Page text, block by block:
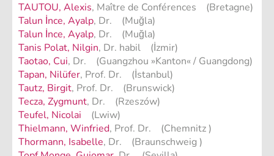
TAUTOU, Alexis, Maître de Conférences (Bretagne)
Talun İnce, Ayalp, Dr. (Muğla)
Talun İnce, Ayalp, Dr. (Muğla)
Tanis Polat, Nilgin, Dr. habil (İzmir)
Taotao, Cui, Dr. (Guangzhou »Kanton« / Guangdong)
Tapan, Nilüfer, Prof. Dr. (İstanbul)
Tautz, Birgit, Prof. Dr. (Brunswick)
Tecza, Zygmunt, Dr. (Rzeszów)
Teufel, Nicolai (Lwiw)
Thielmann, Winfried, Prof. Dr. (Chemnitz )
Thormann, Isabelle, Dr. (Braunschweig )